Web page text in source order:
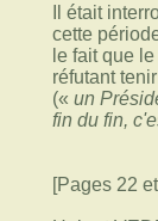
Il était
cette
le fait que
réfutant
(« un
fin du fin,
[Pages 22